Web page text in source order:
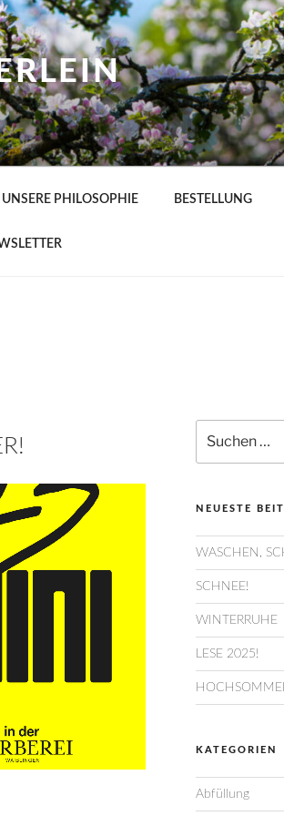
UNSERE PHILOSOPHIE BESTELLUNG
nach:
NEUESTE
WASCHEN,
SCHNEE!
WINTERRUHE
LESE 2025!
KATEGORIEN
Abfüllung